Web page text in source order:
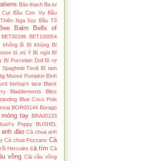
Bảo thạch Ba tư
Cụt Bầu Con Vụ
Bầu
Nga Sọc Bầu Tổ
Bee Balm
Bells of
BET00186 BET100054
khổng lồ Bí Khủng Bí
bí mì Ý Bí ngòi Bí
Bí Porcelain Doll Bí rợ
Spaghetti Tivoli Bí tam
Moose Pumpkin Bình
bishop's lace Black
Bladderworts
Bliss
Blue Coco Pole
BOR00144 Borago
móng tay BRA00133
Poppy
BUSHEL
đào Cà chua anh
Cà chua Pozzano Cà
Hercules cà tím Cà
vồng Cải cầu vồng